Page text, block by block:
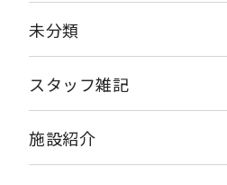
未分類
スタッフ雑記
施設紹介